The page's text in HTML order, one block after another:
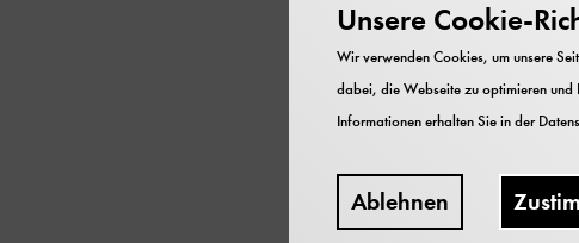
Bestand
Unsere Cookie-
Wir verwenden Cookies, um unsere
dabei, die Webseite zu optimieren und
Informationen erhalten Sie in der
Ablehnen